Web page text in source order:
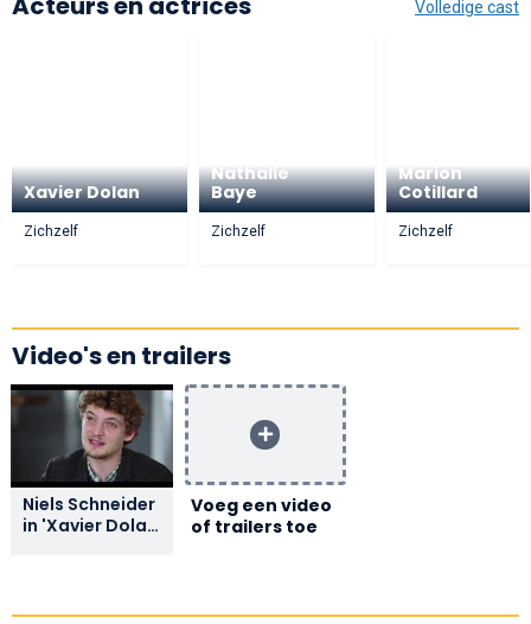
Volledige cast
Xavier Dolan
Zichzelf
Nathalie
Baye
Zichzelf
Marion
Cotillard
Zichzelf
Video's en trailers
Niels Schneider
in 'Xavier Dolan
documentary
Voeg een video
of trailers toe